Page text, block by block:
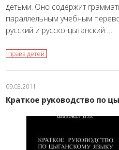
детьми. Оно содержит
параллельным учебным
русский и русско-цыганский …
права детей
09.03.2011
Краткое руководство по